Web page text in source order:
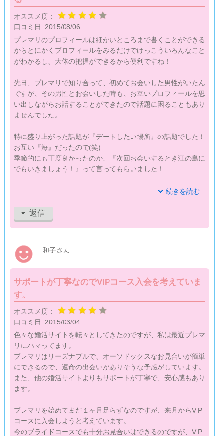
オススメ度：
口コミ日: 2015/08/06
プレマリのプロフィールは細かいところまで書くことができる
からとにかくプロフィールをみるだけでけっこういろんなこと
がわかるし、大体の把握ができるから便利ですね！
先日、プレマリで知り合って、初めてお会いした男性がいたん
ですが、その男性とお会いした時も、お互いプロフィールを思
い出しながらお話することができたので話題に困ることもあり
ませんでした。
特に盛り上がった話題が『デートしたい場所』の話題でした！
お互い『海』だったので(笑)
季節的にも丁度良かったのか、『次回お会いするとき江の島に
でもいきましょう！』って言ってもらいました！
お会いしてから１週間が経ちますが、ほぼ毎日連絡もください
きっかけづくりになってくれたプロフィールに感謝してます！
続きを読む
返信
和子さん
サポートが丁寧なのでVIPコース入会を考えていま
す。
オススメ度：
口コミ日: 2015/03/04
色々な婚活サイトを転々としてきたのですが、私は最近プレマ
リにハマってます。
プレマリはリーズナブルで、オーソドックスなお見合いが簡単
にできるので、運命の出会いがありそうな予感がしています。
また、他の婚活サイトよりもサポートが丁寧で、安心感もあり
ます。
プレマリを始めてまだ１ヶ月足らずなのですが、来月からVIP
コースに入会しようと考えています。
今のブライドコースでも十分お見合いはできるのですが、VIP